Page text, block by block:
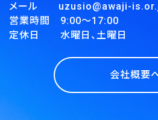
メール uzusio@awaji-
営業時間 9:00～17:00
定休日 水曜日、土曜日
会社概要